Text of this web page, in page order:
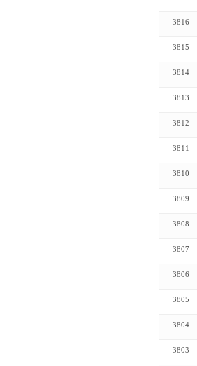
3816
3815
3814
3813
3812
3811
3810
3809
3808
3807
3806
3805
3804
3803